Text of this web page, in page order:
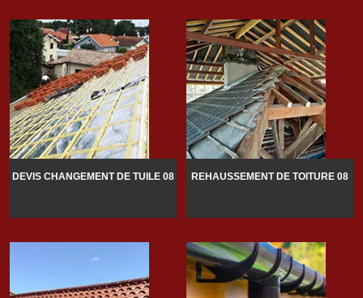
DEVIS CHANGEMENT DE TUILE 08 REHAUSSEMENT DE TOITURE 08